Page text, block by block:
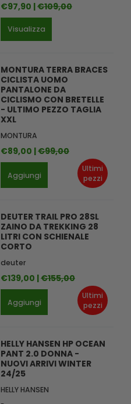
€97,90 |€109,00
Visualizza
Ultimi
pezzi
MONTURA TERRA BRACES
CICLISTA UOMO
PANTALONE DA
CICLISMO CON BRETELLE
- ULTIMO PEZZO TAGLIA
XXL
MONTURA
€89,00 |€99,00
Aggiungi
Ultimi
pezzi
DEUTER TRAIL PRO 28SL
ZAINO DA TREKKING 28
LITRI CON SCHIENALE
CORTO
deuter
€139,00 |€155,00
Aggiungi
HELLY HANSEN HP OCEAN
PANT 2.0 DONNA -
NUOVI ARRIVI WINTER
24/25
HELLY HANSEN